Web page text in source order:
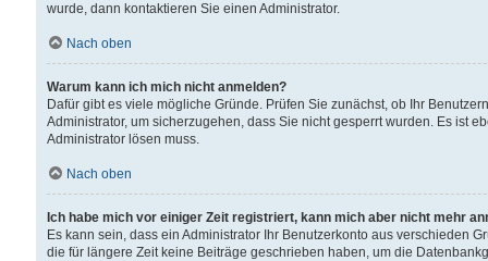
wurde, dann kontaktieren Sie einen Administrator.
Nach oben
Warum kann ich mich nicht anmelden?
Dafür gibt es viele mögliche Gründe. Prüfen Sie zunächst, ob Ihr
Administrator, um sicherzugehen, dass Sie nicht gesperrt wurden. Es ist
Administrator lösen muss.
Nach oben
Ich habe mich vor einiger Zeit registriert, kann mich aber nicht mehr
Es kann sein, dass ein Administrator Ihr Benutzerkonto aus verschieden
die für längere Zeit keine Beiträge geschrieben haben, um die